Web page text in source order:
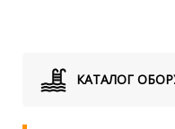
КАТАЛОГ